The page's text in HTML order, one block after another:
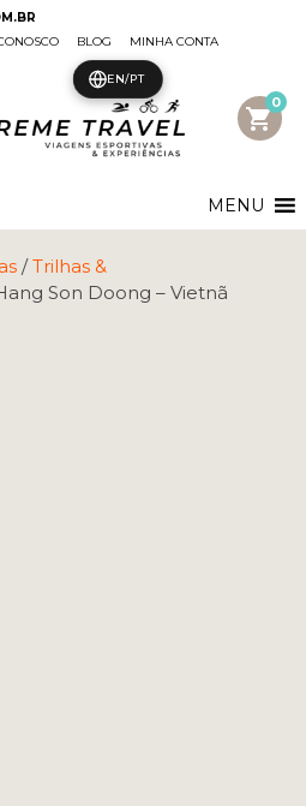
BLOG MINHA CONTA
shopping_cart
0
MENU
/Trilhas &
Son Doong – Vietnã
EN/PT